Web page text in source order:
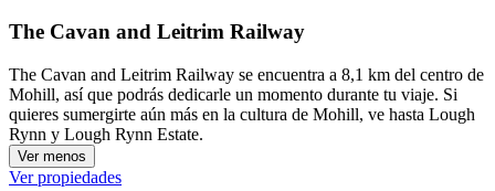
The Cavan and Leitrim Railway
The Cavan and Leitrim Railway se encuentra a 8,1 km del centro de
Mohill, así que podrás dedicarle un momento durante tu viaje. Si
quieres sumergirte aún más en la cultura de Mohill, ve hasta Lough
Rynn y Lough Rynn Estate.
Ver menos
Ver propiedades